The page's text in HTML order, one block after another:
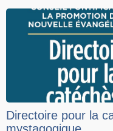
Directoire pour la